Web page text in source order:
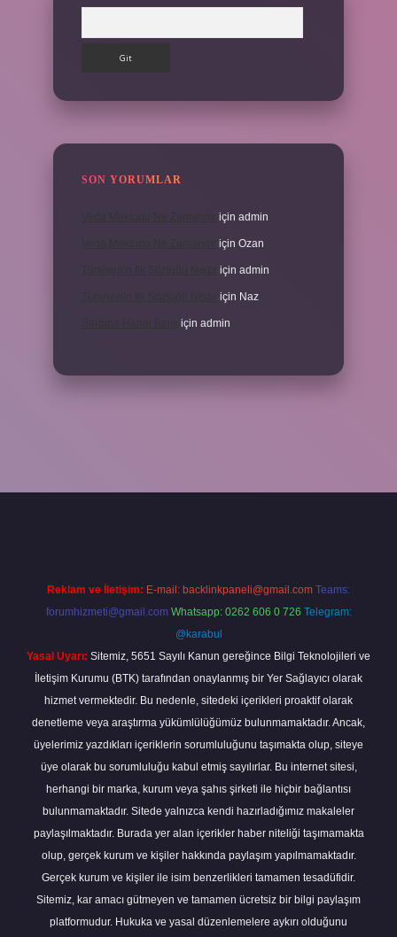
SON YORUMLAR
için admin
için Ozan
için admin
için Naz
için admin
Reklam ve İletişim: E-mail: backlinkpaneli@gmail.com Teams:
forumhizmeti@gmail.com Whatsapp: 0262 606 0 726 Telegram:
@karabul
Yasal Uyarı: Sitemiz, 5651 Sayılı Kanun gereğince Bilgi Teknolojileri ve
İletişim Kurumu (BTK) tarafından onaylanmış bir Yer Sağlayıcı olarak
hizmet vermektedir. Bu nedenle, sitedeki içerikleri proaktif olarak
denetleme veya araştırma yükümlülüğümüz bulunmamaktadır. Ancak,
üyelerimiz yazdıkları içeriklerin sorumluluğunu taşımakta olup, siteye
üye olarak bu sorumluluğu kabul etmiş sayılırlar. Bu internet sitesi,
herhangi bir marka, kurum veya şahıs şirketi ile hiçbir bağlantısı
bulunmamaktadır. Sitede yalnızca kendi hazırladığımız makaleler
paylaşılmaktadır. Burada yer alan içerikler haber niteliği taşımamakta
olup, gerçek kurum ve kişiler hakkında paylaşım yapılmamaktadır.
Gerçek kurum ve kişiler ile isim benzerlikleri tamamen tesadüfidir.
Sitemiz, kar amacı gütmeyen ve tamamen ücretsiz bir bilgi paylaşım
platformudur. Hukuka ve yasal düzenlemelere aykırı olduğunu